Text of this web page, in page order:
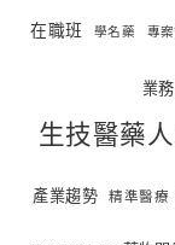
在職班 學名藥 專
業
生技醫藥
產業趨勢 精準醫療